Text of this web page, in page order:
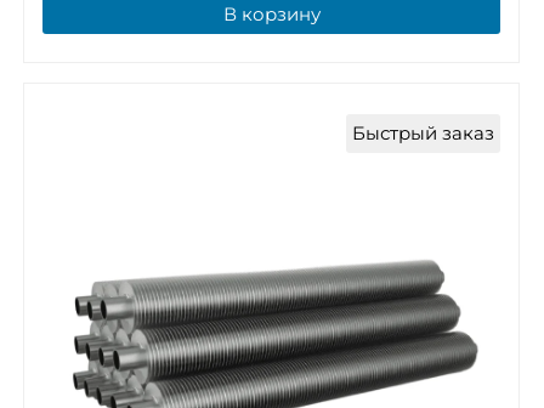
В корзину
Быстрый заказ